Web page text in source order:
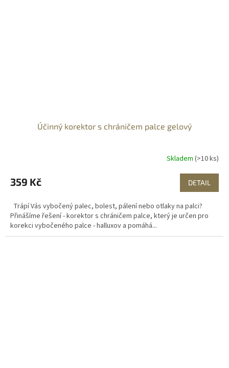
Účinný korektor s chráničem palce gelový
Skladem (>10 ks)
359 Kč DETAIL
Trápí Vás vybočený palec, bolest, pálení nebo otlaky na palci?
Přinášíme řešení - korektor s chráničem palce, který je určen pro
korekci vybočeného palce - halluxov a pomáhá...